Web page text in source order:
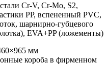
Cr-V, Cr-Mo, S2,
PP, вспененный PVC,
шарнирно-губцевого
EVA+PP (ложементы)
мм
короба в фирменном